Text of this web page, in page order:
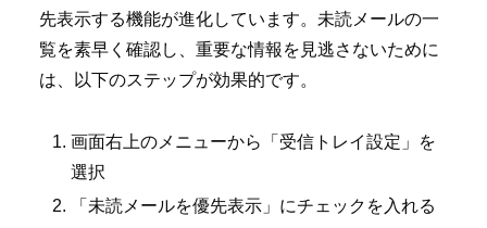
先表示する機能が進化しています。未読メールの一
覧を素早く確認し、重要な情報を見逃さないために
は、以下のステップが効果的です。
画面右上のメニューから「受信トレイ設定」を
選択
「未読メールを優先表示」にチェックを入れる